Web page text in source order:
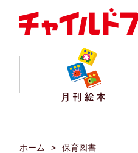
月刊絵本
ホーム 保育図書